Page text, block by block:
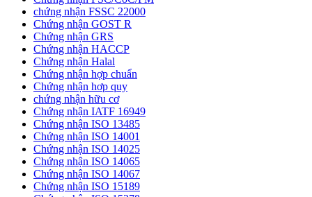
chứng nhận FSSC 22000
Chứng nhận GOST R
Chứng nhận GRS
Chứng nhận HACCP
Chứng nhận Halal
Chứng nhận hợp chuẩn
Chứng nhận hơp quy
chứng nhận hữu cơ
Chứng nhận IATF 16949
Chứng nhận ISO 13485
Chứng nhận ISO 14001
Chứng nhận ISO 14025
Chứng nhận ISO 14065
Chứng nhận ISO 14067
Chứng nhận ISO 15189